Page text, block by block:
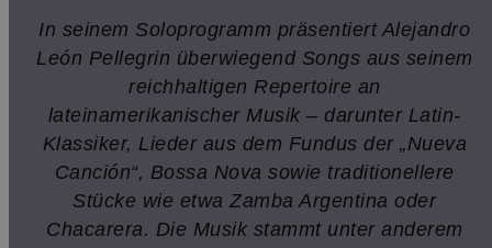
In seinem Soloprogramm präsentiert Alejandro
León Pellegrin überwiegend Songs aus seinem
reichhaltigen Repertoire an
lateinamerikanischer Musik – darunter Latin-
Klassiker, Lieder aus dem Fundus der „Nueva
Canción“, Bossa Nova sowie traditionellere
Stücke wie etwa Zamba Argentina oder
Chacarera. Die Musik stammt unter anderem